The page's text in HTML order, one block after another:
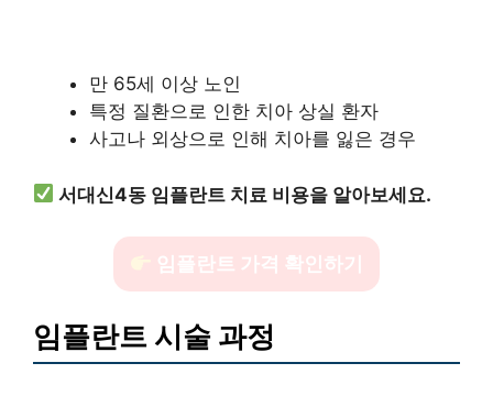
만 65세 이상 노인
특정 질환으로 인한 치아 상실 환자
사고나 외상으로 인해 치아를 잃은 경우
서대신4동 임플란트 치료 비용을 알아보세요.
임플란트 가격 확인하기
임플란트 시술 과정